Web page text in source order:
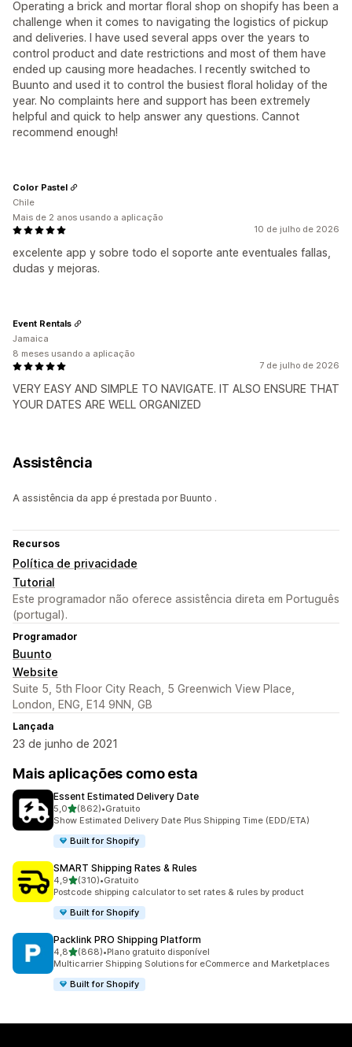
Operating a brick and mortar floral shop on shopify has been a
challenge when it comes to navigating the logistics of pickup
and deliveries. I have used several apps over the years to
control product and date restrictions and most of them have
ended up causing more headaches. I recently switched to
Buunto and used it to control the busiest floral holiday of the
year. No complaints here and support has been extremely
helpful and quick to help answer any questions. Cannot
recommend enough!
10 de julho de 2026
excelente app y sobre todo el soporte ante eventuales fallas,
dudas y mejoras.
Color Pastel
Chile
Mais de 2 anos usando a aplicação
7 de julho de 2026
VERY EASY AND SIMPLE TO NAVIGATE. IT ALSO ENSURE THAT
YOUR DATES ARE WELL ORGANIZED
Event Rentals
Jamaica
8 meses usando a aplicação
Assistência
A assistência da app é prestada por Buunto .
Recursos
Política de privacidade
Tutorial
Este programador não oferece assistência direta em Português
(portugal).
Programador
Buunto
Website
Suite 5, 5th Floor City Reach, 5 Greenwich View Place,
London, ENG, E14 9NN, GB
Lançada
23 de junho de 2021
Mais aplicações como esta
Essent Estimated Delivery Date
5,0de 5 estrelas
(862)
862 total de avaliações
•Gratuito
Show Estimated Delivery Date Plus Shipping Time (EDD/ETA)
Built for Shopify
SMART Shipping Rates & Rules
4,9de 5 estrelas
(310)
310 total de avaliações
•Gratuito
Postcode shipping calculator to set rates & rules by product
Built for Shopify
Packlink PRO Shipping Platform
4,8de 5 estrelas
(868)
868 total de avaliações
•Plano gratuito disponível
Multicarrier Shipping Solutions for eCommerce and Marketplaces
Built for Shopify